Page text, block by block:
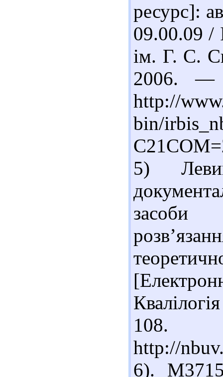
ресурс]:
09.00.09 /
ім. Г. С.
2006. —
http://
bin/
5)
засоби
108.
http://
6).